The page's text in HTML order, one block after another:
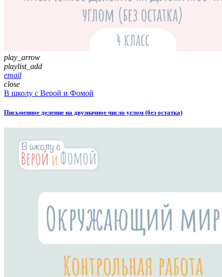
play_arrow
playlist_add
email
close
В школу с Верой и Фомой
Письменное деление на двузначное число углом (без остатка)